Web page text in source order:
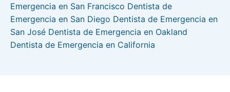
Emergencia en San Francisco Dentista de
Emergencia en San Diego Dentista de Emergencia en
San José Dentista de Emergencia en Oakland
Dentista de Emergencia en California